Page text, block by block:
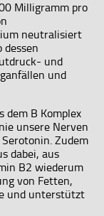
Milligramm pro
neutralisiert
und
und
dem B Komplex
unsere Nerven
Zudem
dabei, aus
B2 wiederum
von Fetten,
und unterstützt